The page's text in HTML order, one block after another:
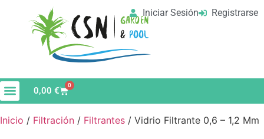
Iniciar Sesión Registrarse
0,00 €
0
Inicio / Filtración / Filtrantes / Vidrio Filtrante 0,6 – 1,2 Mm